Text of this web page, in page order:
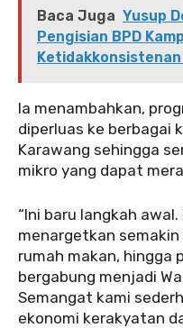
Baca Juga Yusup
Pengisian BPD
Ia menambahkan,
diperluas ke berbagai
Karawang sehingga
mikro yang dapat
“Ini baru langkah
menargetkan
rumah makan, hingga
bergabung menjadi
Semangat kami
ekonomi kerakyatan